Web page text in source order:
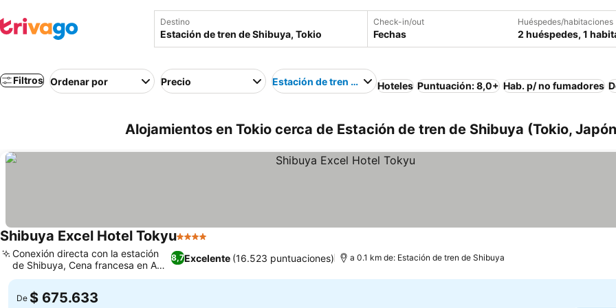
Destino Check-in/out
Fechas
Huéspedes/habitaciones
2 huéspedes, 1
Filtros Ordenar por Precio Estación de tren de Shibuya
Hoteles Puntuación: 8,0+ Hab. p/ no fumadores
Alojamientos en Tokio cerca de Estación de tren de Shibuya (Tokio,
Shibuya Excel Hotel Tokyu4 Estrellas
8,7Excelente (16.523 puntuaciones)
Conexión directa con la estación
de Shibuya, Cena francesa en A
Bientot
a 0.1 km de: Estación de tren de Shibuya
De $ 675.633